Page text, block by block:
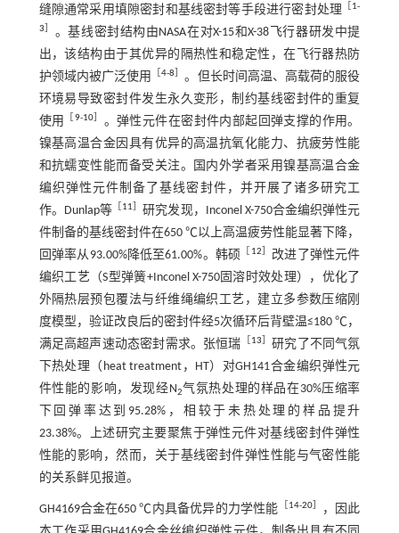
缝隙通常采用填隙密封和基线密封等手段进行密封处理
1-
3
。基线密封结构由NASA在对X-15和X-38飞行器研发中提
出，该结构由于其优异的隔热性和稳定性，在飞行器热防
护领域内被广泛使用
［4-8
。但长时间高温、高载荷的服役
环境易导致密封件发生永久变形，制约基线密封件的重复
使用
9-10］ 。弹性元件在密封件内部起回弹支撑的作用。
镍基高温合金因具有优异的高温抗氧化能力、抗疲劳性能
和抗蠕变性能而备受关注。国内外学者采用镍基高温合金
编织弹性元件制备了基线密封件，并开展了诸多研究工
作。Dunlap等［ 11 ］研究发现，Inconel X-750合金编织弹性元
件制备的基线密封件在650 ℃以上高温疲劳性能显著下降，
回弹率从93.00%降低至61.00%。韩硕
12
改进了弹性元件
编织工艺（S型弹簧+Inconel X-750固溶时效处理），优化了
外隔热层预包覆法与纤维绳编织工艺，建立多参数压缩刚
度模型，验证改良后的密封件经5次循环后背壁温≤180 ℃，
满足高超声速动态密封需求。张恒瑞
13 ］研究了不同气氛
下热处理（heat treatment，HT）对GH141合金编织弹性元
件性能的影响，发现经N2气氛热处理的样品在30%压缩率
下回弹率达到95.28%，相较于未热处理的样品提升
23.38%。上述研究主要聚焦于弹性元件对基线密封件弹性
性能的影响，然而，关于基线密封件弹性性能与气密性能
的关系鲜见报道。
GH4169合金在650 ℃内具备优异的力学性能 14-20］
，因此